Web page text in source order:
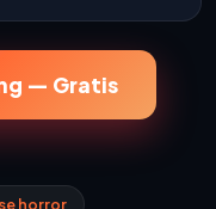
— Gratis
horror